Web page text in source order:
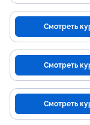
Смотреть
Смотреть
Смотреть